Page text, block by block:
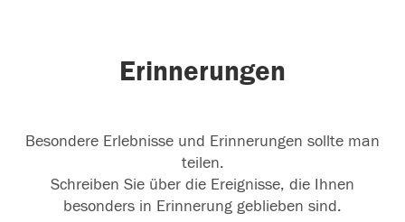
Erinnerungen
Besondere Erlebnisse und Erinnerungen sollte man
teilen.
Schreiben Sie über die Ereignisse, die Ihnen
besonders in Erinnerung geblieben sind.